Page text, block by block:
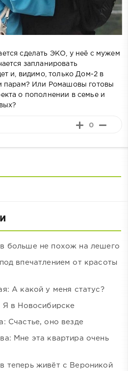
сделать ЭКО, у неё с мужем
запланировать
и, видимо, только Дом-2 в
парам? Или Ромашовы готовы
о пополнении в семье и
0
больше не похож на лешего
впечатлением от красоты
А какой у меня статус?
Я в Новосибирске
Счастье, оно везде
Мне эта квартира очень
теперь живёт с Вероникой